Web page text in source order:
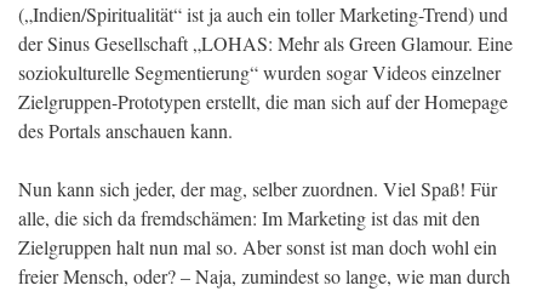
(„Indien/Spiritualität“ ist ja auch ein toller Marketing-Trend) und
der Sinus Gesellschaft „LOHAS: Mehr als Green Glamour. Eine
soziokulturelle Segmentierung“ wurden sogar Videos einzelner
Zielgruppen-Prototypen erstellt, die man sich auf der Homepage
des Portals anschauen kann.
Nun kann sich jeder, der mag, selber zuordnen. Viel Spaß! Für
alle, die sich da fremdschämen: Im Marketing ist das mit den
Zielgruppen halt nun mal so. Aber sonst ist man doch wohl ein
freier Mensch, oder? – Naja, zumindest so lange, wie man durch